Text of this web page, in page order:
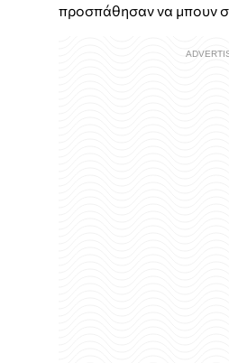
προσπάθησαν να μπουν